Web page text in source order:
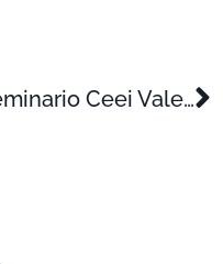
Seminario Ceei Valencia: Incentivos públicos por actividades de I+D+i y Proceso de Certificación